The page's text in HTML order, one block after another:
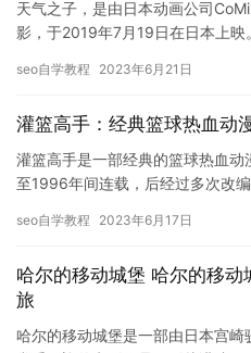
天气之子，是由日本动画公司
影，于2019年7月19日在日本上
seo自学教程 2023年6月21日
灌篮高手：经典篮球热血动
灌篮高手是一部经典的篮球热血
至1996年间连载，后经过多次改
seo自学教程 2023年6月17日
哈尔的移动城堡 哈尔的移
旅
哈尔的移动城堡是一部由日本宫